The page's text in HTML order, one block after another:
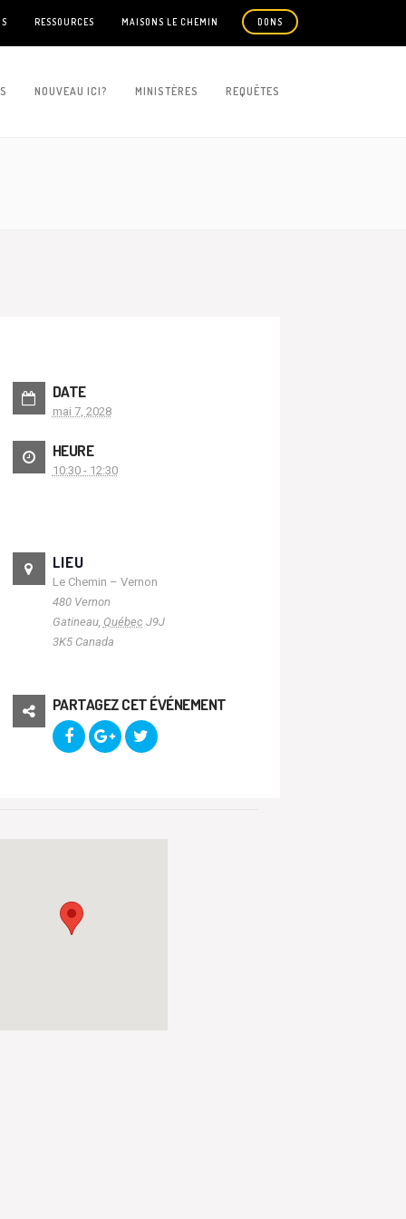
RESSOURCES MAISONS LE CHEMIN DONS
NOUVEAU ICI? MINISTÈRES REQUÊTES
DATE
mai 7, 2028
HEURE
10:30 - 12:30
LIEU
Le Chemin – Vernon
480 Vernon
Gatineau, Québec J9J
3K5 Canada
PARTAGEZ CET ÉVÉNEMENT